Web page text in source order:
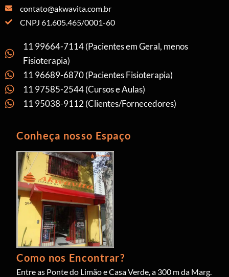
contato@akwavita.com.br
CNPJ 61.605.465/0001-60
11 99664-7114 (Pacientes em Geral, menos
Fisioterapia)
11 96689-6870 (Pacientes Fisioterapia)
11 97585-2544 (Cursos e Aulas)
11 95038-9112 (Clientes/Fornecedores)
Conheça nosso Espaço
Como nos Encontrar?
Entre as Ponte do Limão e Casa Verde, a 300 m da Marg.